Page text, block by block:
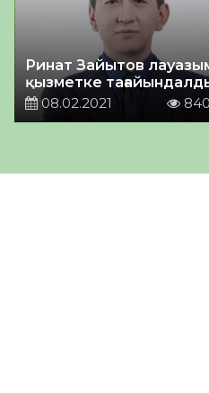
Ринат Зайытов
қызметке
08.02.2021
840